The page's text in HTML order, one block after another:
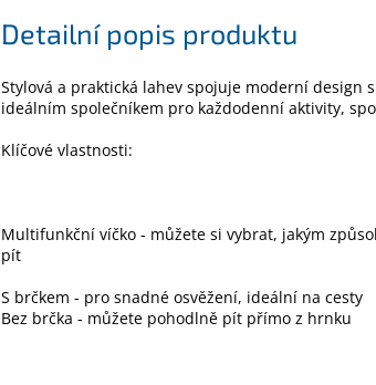
Detailní popis produktu
Stylová a praktická lahev spojuje moderní design
ideálním společníkem pro každodenní aktivity,
Klíčové vlastnosti:
Multifunkční víčko - můžete si vybrat, jakým
pít
S brčkem - pro snadné osvěžení, ideální na cesty
Bez brčka - můžete pohodlně pít přímo z hrnku